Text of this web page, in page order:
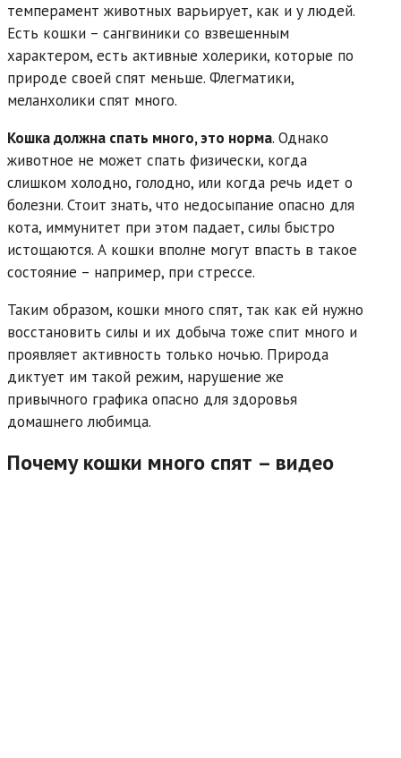
темперамент животных варьирует, как и у людей.
Есть кошки – сангвиники со взвешенным
характером, есть активные холерики, которые по
природе своей спят меньше. Флегматики,
меланхолики спят много.
Кошка должна спать много, это норма. Однако
животное не может спать физически, когда
слишком холодно, голодно, или когда речь идет о
болезни. Стоит знать, что недосыпание опасно для
кота, иммунитет при этом падает, силы быстро
истощаются. А кошки вполне могут впасть в такое
состояние – например, при стрессе.
Таким образом, кошки много спят, так как ей нужно
восстановить силы и их добыча тоже спит много и
проявляет активность только ночью. Природа
диктует им такой режим, нарушение же
привычного графика опасно для здоровья
домашнего любимца.
Почему кошки много спят – видео